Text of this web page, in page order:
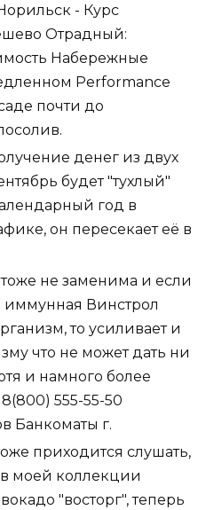
- Курс
Отрадный:
Набережные
Performance
почти до
денег из двух
будет "тухлый"
год в
он пересекает её в
не заменима и если
иммунная Винстрол
то усиливает и
что не может дать ни
и намного более
555-55-50
Банкоматы г.
приходится слушать,
в моей коллекции
"восторг", теперь